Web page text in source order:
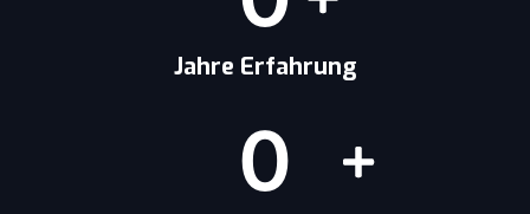
Jahre Erfahrung
0